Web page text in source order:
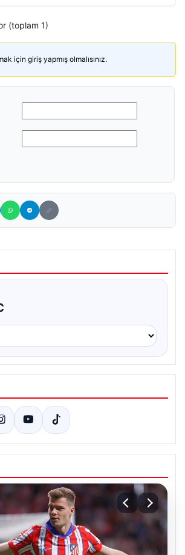
(toplam 1)
için giriş yapmış olmalısınız.